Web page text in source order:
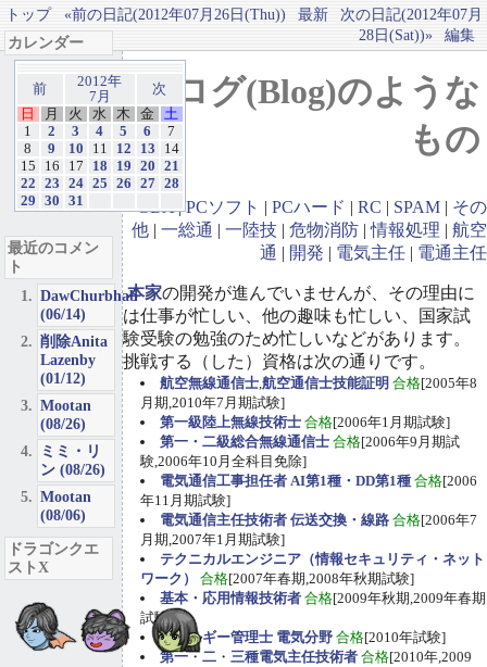
トップ «前の日記(2012年07月26日(Thu)) 最新
次の日記(2012年07月
28日(Sat))»
編集
ブログ(Blog)のような
もの
GBA|PCソフト | PCハード | RC | SPAM | その
他 | 一総通 | 一陸技 | 危物消防 |情報処理 | 航空
通 | 開発 | 電気主任 | 電通主任
本家の開発が進んでいませんが、その理由に
は仕事が忙しい、他の趣味も忙しい、国家試
験受験の勉強のため忙しいなどがあります。
挑戦する（した）資格は次の通りです。
航空無線通信士,航空通信士技能証明 合格[2005年8
月期,2010年7月期試験]
第一級陸上無線技術士 合格[2006年1月期試験]
第一・二級総合無線通信士 合格[2006年9月期試
験,2006年10月全科目免除]
電気通信工事担任者 AI第1種・DD第1種 合格[2006
年11月期試験]
電気通信主任技術者 伝送交換・線路 合格[2006年7
月期,2007年1月期試験]
テクニカルエンジニア（情報セキュリティ・ネット
ワーク）
合格[2007年春期,2008年秋期試験]
基本・応用情報技術者 合格[2009年秋期,2009年春期
試験]
エネルギー管理士 電気分野 合格[2010年試験]
第一・二 ・ 三種電気主任技術者 合格[2010年,2009
カレンダー
前
2012年
7月
次
日
月 火 水 木 金
土
1
2 3 4 5 6
7
8
9 10 11 12 13
14
15
16 17 18 19 20
21
22
23 24 25 26 27 28
29
30 31
最近のコメン
ト
DawChurbhab
(06/14)
削除Anita
Lazenby
(01/12)
Mootan
(08/26)
ミミ・リ
ン (08/26)
Mootan
(08/06)
ドラゴンクエ
ストX